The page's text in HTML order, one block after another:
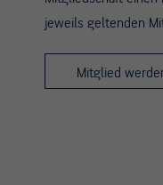
jeweils geltenden
Mitglied